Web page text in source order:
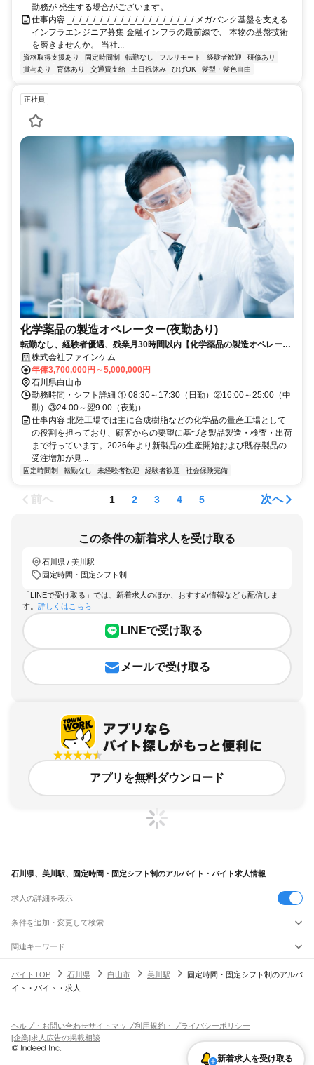
勤務が 発生する場合がございます。
仕事内容 _/_/_/_/_/_/_/_/_/_/_/_/_/_/_/_/_/_/ メガバンク基盤を支える
インフラエンジニア募集 金融インフラの最前線で、 本物の基盤技術
を磨きませんか。 当社...
資格取得支援あり 固定時間制 転勤なし フルリモート 経験者歓迎
研修あり
賞与あり
育休あり 交通費支給 土日祝休み ひげOK 髪型・髪色自由
正社員
化学薬品の製造オペレーター(夜勤あり)
転勤なし、経験者優遇、残業月30時間以内【化学薬品の製造オペレータ
ー（夜勤あり）】
株式会社ファインケム
年俸3,700,000円～5,000,000円
石川県白山市
勤務時間・シフト詳細 ① 08:30～17:30（日勤）②16:00～25:00（中
勤）③24:00～翌9:00（夜勤）
仕事内容 北陸工場では主に合成樹脂などの化学品の量産工場として
の役割を担っており、顧客からの要望に基づき製品製造・検査・出荷
まで行っています。2026年より新製品の生産開始および既存製品の
受注増加が見...
固定時間制 転勤なし 未経験者歓迎 経験者歓迎 社会保険完備
前へ 1 2 3 4 5 次へ
この条件の新着求人を受け取る
石川県 / 美川駅
固定時間・固定シフト制
「LINEで受け取る」では、新着求人のほか、おすすめ情報なども配信しま
す。 詳しくはこちら
LINEで受け取る
メールで受け取る
アプリを無料ダウンロード
石川県、美川駅、固定時間・固定シフト制のアルバイト・バイト求人情報
求人の詳細を表示
条件を追加・変更して検索
市区町村を追加・変更
石川県すべて
金沢市 七尾市
駅を追加・変更
JR七尾線
津幡駅 中津幡駅 高松駅
能登二宮駅徳田駅七尾駅和倉温泉駅
職種を追加・変更
飲食・フードサービスすべて
ホールスタッフキッチンスタッフ
パン屋（ベーカリー）
バー（BAR）・バーテンダー
飲食店（店長・マネージャー）
人気
日払いOK高校生歓迎 髪型・髪色自由
留学生・外国人活躍中
雇用形態を追加・変更
関連キーワード
バイトTOP
石川県 白山市 美川駅
固定時間・固定シフト制のアルバ
イト・バイト・求人
新着求人を受け取る
ヘルプ・お問い合わせサイトマップ利用規約・プライバシーポリシー
[企業]求人広告の掲載相談